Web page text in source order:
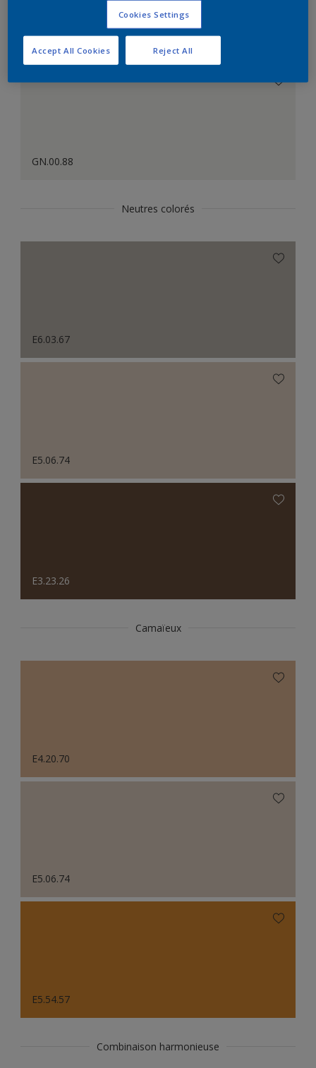
Le Blanc Parfait
GN.00.88
Neutres colorés
E6.03.67
E5.06.74
E3.23.26
Camaïeux
E4.20.70
E5.06.74
E5.54.57
Combinaison harmonieuse
Cookies Settings
Reject All
Accept All Cookies